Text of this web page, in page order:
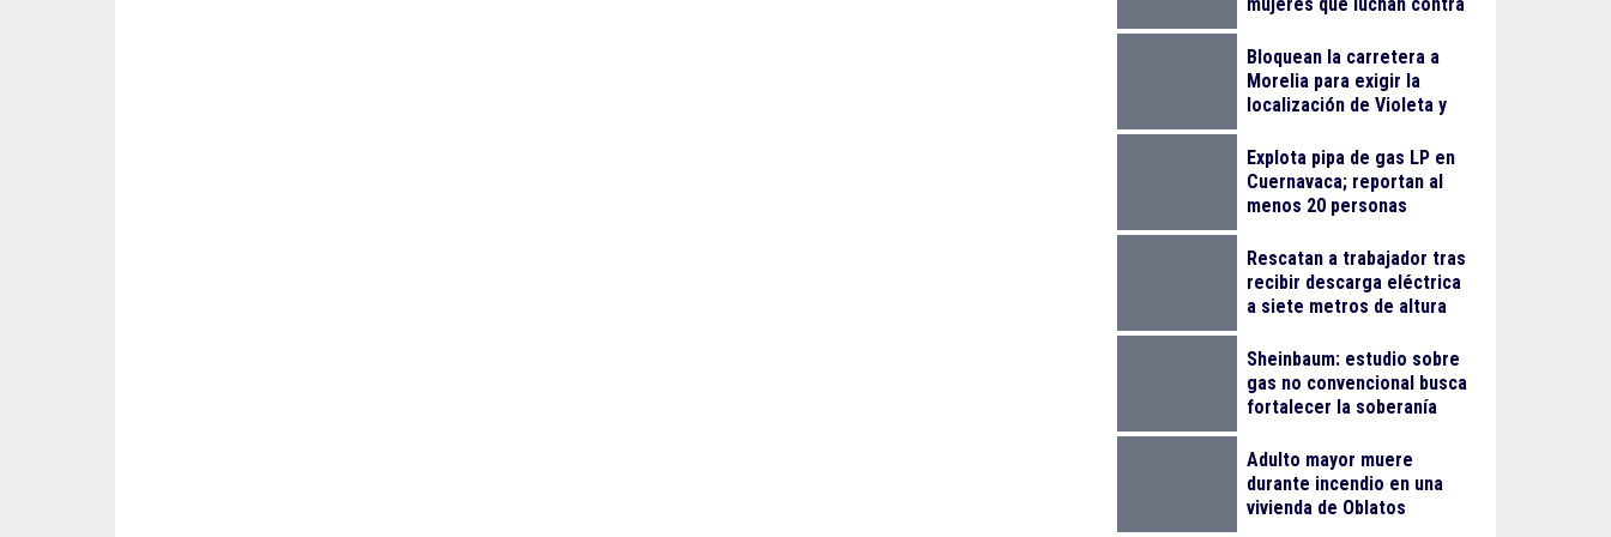
Bloquean la carretera a
Morelia para exigir la
localización de Violeta y
Explota pipa de gas LP en
Cuernavaca; reportan al
menos 20 personas
Rescatan a trabajador tras
recibir descarga eléctrica
a siete metros de altura
Sheinbaum: estudio sobre
gas no convencional busca
fortalecer la soberanía
Adulto mayor muere
durante incendio en una
vivienda de Oblatos